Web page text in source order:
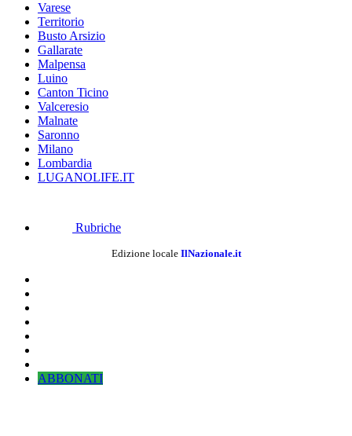
Varese
Territorio
Busto Arsizio
Gallarate
Malpensa
Luino
Canton Ticino
Valceresio
Malnate
Saronno
Milano
Lombardia
LUGANOLIFE.IT
Rubriche
Edizione locale IlNazionale.it
ABBONATI